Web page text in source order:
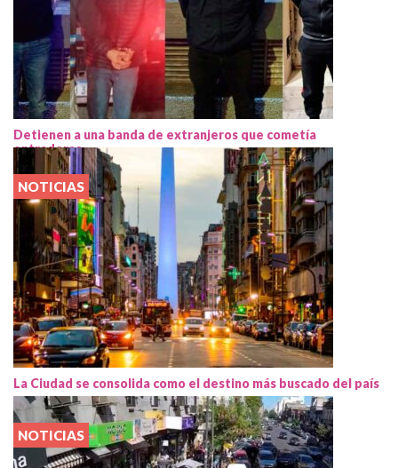
Detienen a una banda de extranjeros que cometía
entraderas
NOTICIAS
La Ciudad se consolida como el destino más buscado del país
NOTICIAS